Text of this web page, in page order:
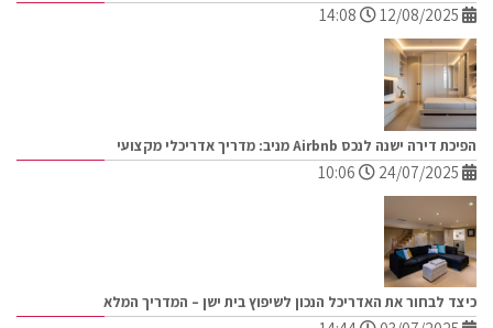
הפיכת דירה ישנה לנכס Airbnb מניב: מדריך אדריכלי מקצועי
כיצד לבחור את האדריכל הנכון לשיפוץ בית ישן – המדריך המלא